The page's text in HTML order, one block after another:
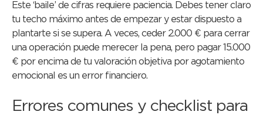
Este ‘baile’ de cifras requiere paciencia. Debes tener claro
tu techo máximo antes de empezar y estar dispuesto a
plantarte si se supera. A veces, ceder 2.000 € para cerrar
una operación puede merecer la pena, pero pagar 15.000
€ por encima de tu valoración objetiva por agotamiento
emocional es un error financiero.
Errores comunes y checklist para